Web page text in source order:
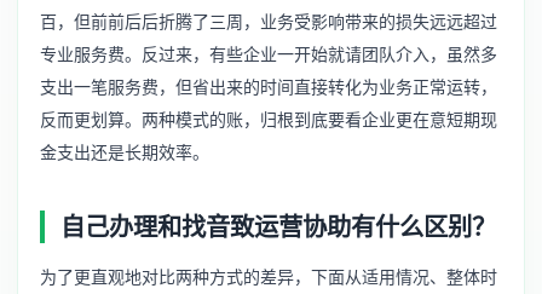
百，但前前后后折腾了三周，业务受影响带来的损失远远超过
专业服务费。反过来，有些企业一开始就请团队介入，虽然多
支出一笔服务费，但省出来的时间直接转化为业务正常运转，
反而更划算。两种模式的账，归根到底要看企业更在意短期现
金支出还是长期效率。
自己办理和找音致运营协助有什么区别？
为了更直观地对比两种方式的差异，下面从适用情况、整体时